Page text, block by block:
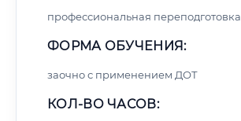
профессиональная переподготовка
ФОРМА ОБУЧЕНИЯ:
заочно с применением ДОТ
КОЛ-ВО ЧАСОВ: